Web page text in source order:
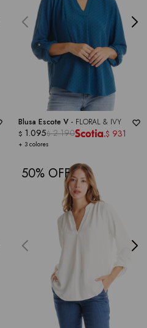
Blusa Escote V - FLORAL & IVY
+ 3 colores
$ 1.095$ 2.190 $ 931
50